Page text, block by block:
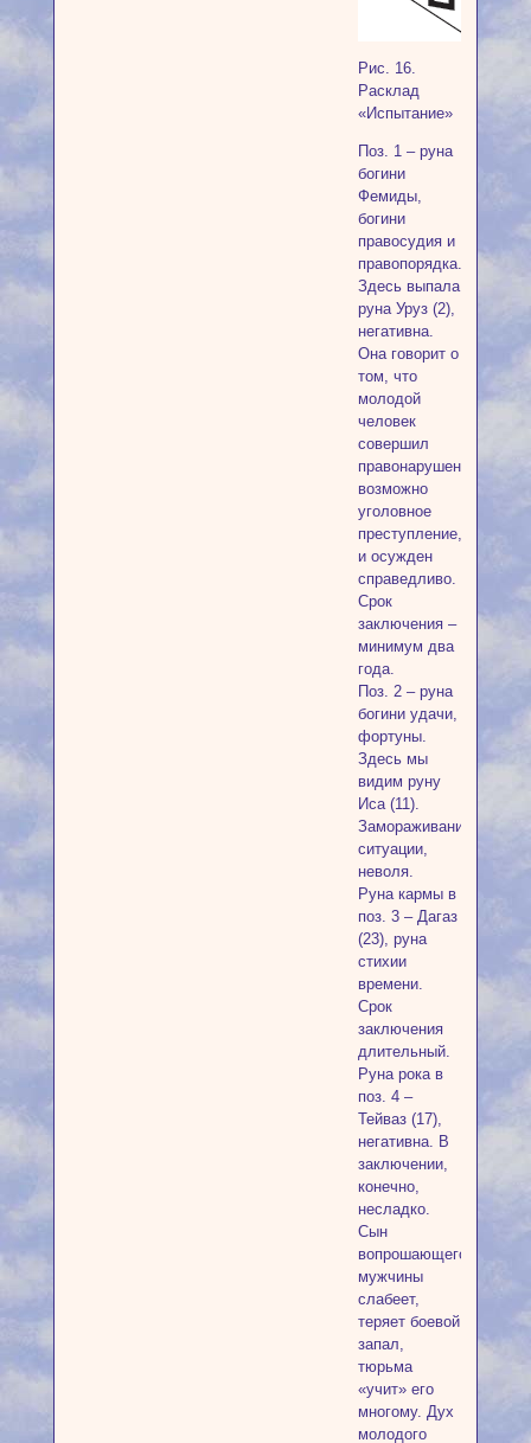
Рис. 16.
Расклад
«Испытание»
Поз. 1 – руна
богини
Фемиды,
богини
правосудия и
правопорядка.
Здесь выпала
руна Уруз (2),
негативна.
Она говорит о
том, что
молодой
человек
совершил
правонарушение,
возможно
уголовное
преступление,
и осужден
справедливо.
Срок
заключения –
минимум два
года.
Поз. 2 – руна
богини удачи,
фортуны.
Здесь мы
видим руну
Иса (11).
Замораживание
ситуации,
неволя.
Руна кармы в
поз. 3 – Дагаз
(23), руна
стихии
времени.
Срок
заключения
длительный.
Руна рока в
поз. 4 –
Тейваз (17),
негативна. В
заключении,
конечно,
несладко.
Сын
вопрошающего
мужчины
слабеет,
теряет боевой
запал,
тюрьма
«учит» его
многому. Дух
молодого